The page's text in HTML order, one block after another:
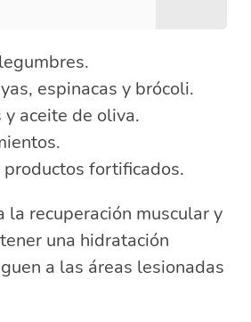
espinacas y brócoli.
aceite de oliva.
fortificados.
recuperación muscular y
una hidratación
a las áreas lesionadas